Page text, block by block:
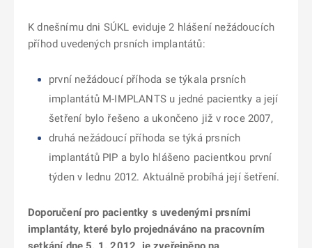
K dnešnímu dni SÚKL eviduje 2 hlášení nežádoucích
příhod uvedených prsních implantátů:
první nežádoucí příhoda se týkala prsních
implantátů M-IMPLANTS u jedné pacientky a její
šetření bylo řešeno a ukončeno již v roce 2007,
druhá nežádoucí příhoda se týká prsních
implantátů PIP a bylo hlášeno pacientkou první
týden v lednu 2012. Aktuálně probíhá její šetření.
Doporučení pro pacientky s uvedenými prsními
implantáty, které bylo projednáváno na pracovním